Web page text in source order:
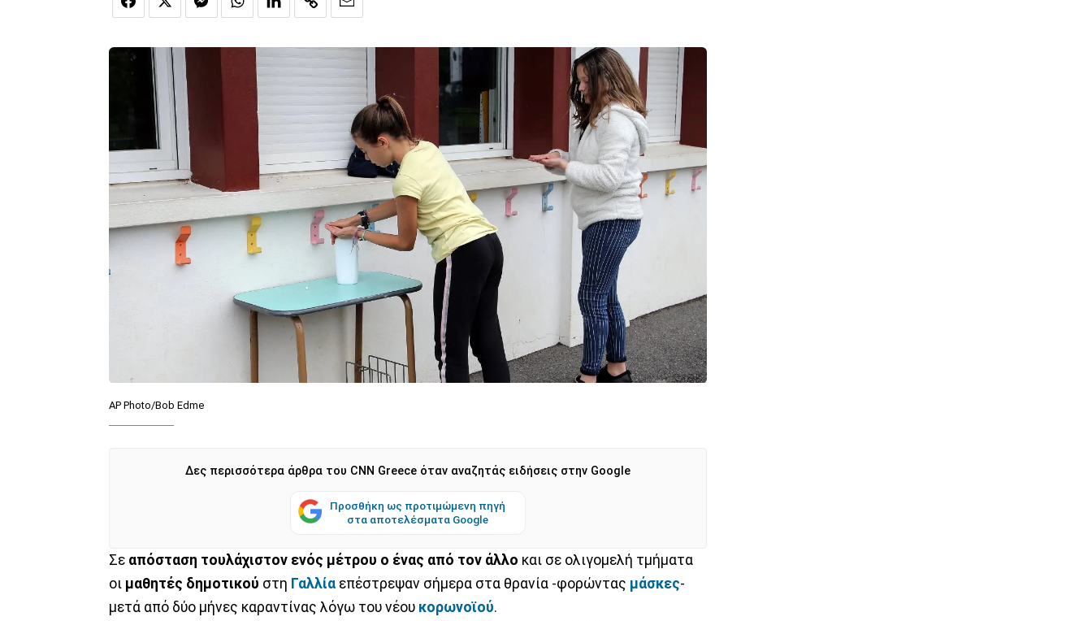
AP Photo/Bob Edme
Δες περισσότερα άρθρα του CNN Greece όταν αναζητάς ειδήσεις στην Google
Προσθήκη ως προτιμώμενη πηγή
στα αποτελέσματα Google
Σε απόσταση τουλάχιστον ενός μέτρου ο ένας από τον άλλο και σε ολιγομελή τμήματα
οι μαθητές δημοτικού στη Γαλλία επέστρεψαν σήμερα στα θρανία -φορώντας μάσκες-
μετά από δύο μήνες καραντίνας λόγω του νέου κορωνοϊού.